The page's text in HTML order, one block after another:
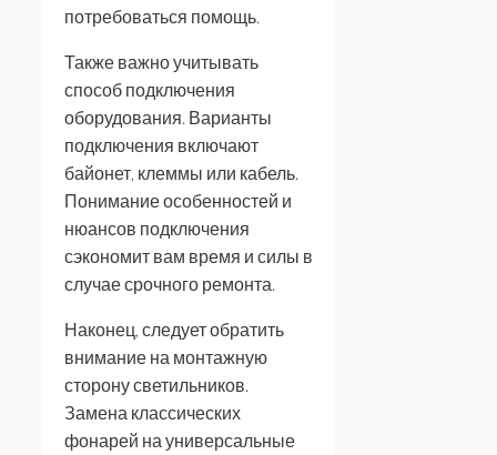
потребоваться помощь.
Также важно учитывать
способ подключения
оборудования. Варианты
подключения включают
байонет, клеммы или кабель.
Понимание особенностей и
нюансов подключения
сэкономит вам время и силы в
случае срочного ремонта.
Наконец, следует обратить
внимание на монтажную
сторону светильников.
Замена классических
фонарей на универсальные